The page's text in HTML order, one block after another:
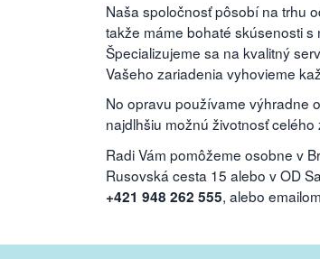
Naša spoločnosť pôsobí na trhu
takže máme bohaté skúsenosti
Špecializujeme sa na kvalitný
Vašeho zariadenia vyhovieme
No opravu používame výhradne
najdlhšiu možnú životnosť celého
Radi Vám pomôžeme osobne v
Rusovská cesta 15 alebo v OD
+421 948 262 555, alebo